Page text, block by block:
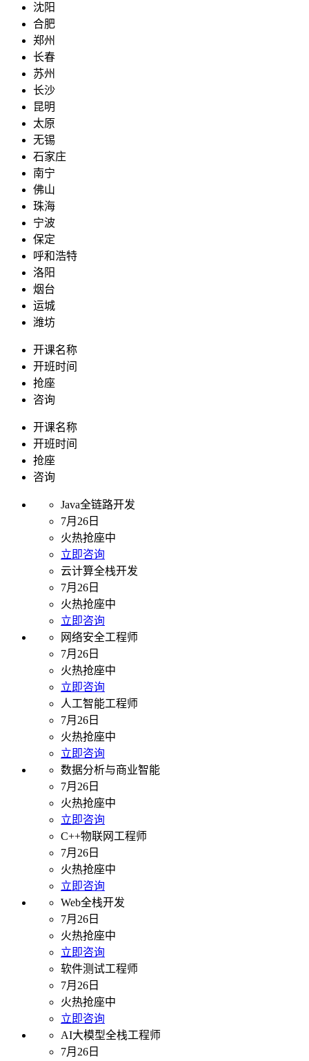
沈阳
合肥
郑州
长春
苏州
长沙
昆明
太原
无锡
石家庄
南宁
佛山
珠海
宁波
保定
呼和浩特
洛阳
烟台
运城
潍坊
开课名称
开班时间
抢座
咨询
开课名称
开班时间
抢座
咨询
Java全链路开发
7月26日
火热抢座中
立即咨询
云计算全栈开发
7月26日
火热抢座中
立即咨询
网络安全工程师
7月26日
火热抢座中
立即咨询
人工智能工程师
7月26日
火热抢座中
立即咨询
数据分析与商业智能
7月26日
火热抢座中
立即咨询
C++物联网工程师
7月26日
火热抢座中
立即咨询
Web全栈开发
7月26日
火热抢座中
立即咨询
软件测试工程师
7月26日
火热抢座中
立即咨询
AI大模型全栈工程师
7月26日